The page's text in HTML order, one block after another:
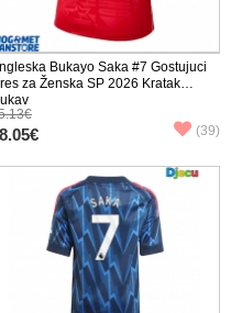
Bukayo Saka #7 Gostujuci
za Ženska SP 2026 Kratak
(39)